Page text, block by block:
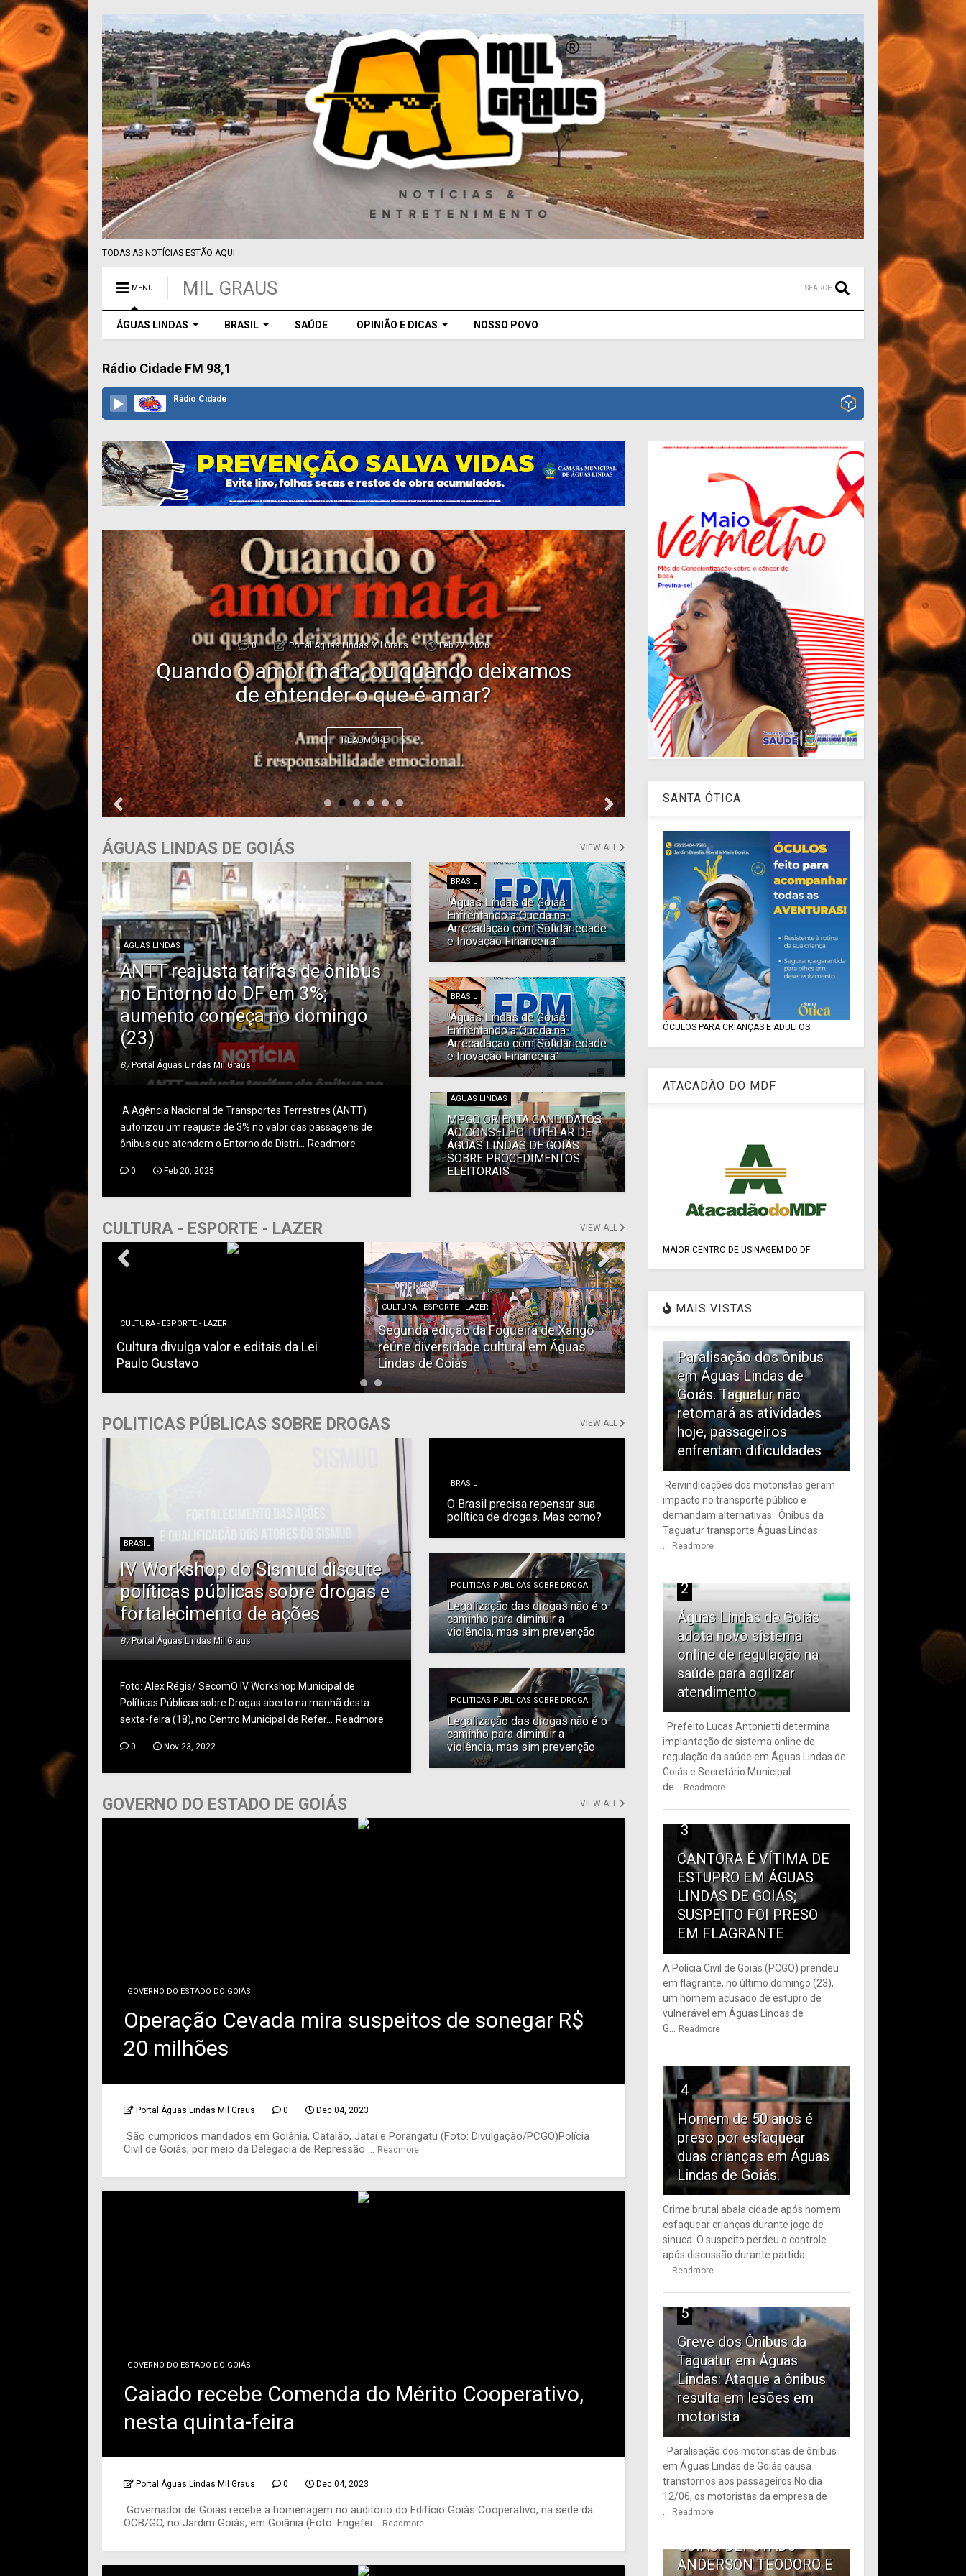
TODAS AS NOTÍCIAS ESTÃO AQUI
MENU MIL GRAUS SEARCH
ÁGUAS LINDAS BRASIL SAÚDE OPINIÃO E DICAS NOSSO POVO
Rádio Cidade FM 98,1
Rádio Cidade
0 Portal Águas Lindas Mil Graus Feb 27, 2026
Quando o amor mata, ou quando deixamos
de entender o que é amar?
READMORE
0 Portal Águas Lindas Mil Graus
O Santo e o Profano:
Diferença?
READMORE
ÁGUAS LINDAS DE GOIÁS VIEW ALL
ÁGUAS LINDAS
ANTT reajusta tarifas de ônibus
no Entorno do DF em 3%;
aumento começa no domingo
(23)
By Portal Águas Lindas Mil Graus
A Agência Nacional de Transportes Terrestres (ANTT)
autorizou um reajuste de 3% no valor das passagens de
ônibus que atendem o Entorno do Distri...
Readmore
0 Feb 20, 2025
BRASIL
"Águas Lindas de Goiás:
Enfrentando a Queda na
Arrecadação com Solidariedade
e Inovação Financeira"
BRASIL
"Águas Lindas de Goiás:
Enfrentando a Queda na
Arrecadação com Solidariedade
e Inovação Financeira"
ÁGUAS LINDAS
MPGO ORIENTA CANDIDATOS
AO CONSELHO TUTELAR DE
ÁGUAS LINDAS DE GOIÁS
SOBRE PROCEDIMENTOS
ELEITORAIS
CULTURA - ESPORTE - LAZER VIEW ALL
recebe
da
CULTURA - ESPORTE - LAZER
Cultura divulga valor e editais da Lei
Paulo Gustavo
CULTURA - ESPORTE - LAZER
Segunda edição da Fogueira de Xangô
reúne diversidade cultural em Águas
Lindas de Goiás
comemora aprovação do plano de
cidade sob a liderança do prefeito Lucas
Antonietti
POLITICAS PÚBLICAS SOBRE DROGAS VIEW ALL
BRASIL
IV Workshop do Sismud discute
políticas públicas sobre drogas e
fortalecimento de ações
By Portal Águas Lindas Mil Graus
Foto: Alex Régis/ SecomO IV Workshop Municipal de
Políticas Públicas sobre Drogas aberto na manhã desta
sexta-feira (18), no Centro Municipal de Refer...
Readmore
0 Nov 23, 2022
BRASIL
O Brasil precisa repensar sua
política de drogas. Mas como?
POLITICAS PÚBLICAS SOBRE DROGA
Legalização das drogas não é o
caminho para diminuir a
violência, mas sim prevenção
POLITICAS PÚBLICAS SOBRE DROGA
Legalização das drogas não é o
caminho para diminuir a
violência, mas sim prevenção
GOVERNO DO ESTADO DE GOIÁS VIEW ALL
GOVERNO DO ESTADO DO GOIÁS
Operação Cevada mira suspeitos de sonegar R$
20 milhões
Portal Águas Lindas Mil Graus 0 Dec 04, 2023
São cumpridos mandados em Goiânia, Catalão, Jataí e Porangatu (Foto: Divulgação/PCGO)Polícia
Civil de Goiás, por meio da Delegacia de Repressão ... Readmore
GOVERNO DO ESTADO DO GOIÁS
Caiado recebe Comenda do Mérito Cooperativo,
nesta quinta-feira
Portal Águas Lindas Mil Graus 0 Dec 04, 2023
Governador de Goiás recebe a homenagem no auditório do Edifício Goiás Cooperativo, na sede da
OCB/GO, no Jardim Goiás, em Goiânia (Foto: Engefer... Readmore
SANTA ÓTICA
ÓCULOS PARA CRIANÇAS E ADULTOS
ATACADÃO DO MDF
MAIOR CENTRO DE USINAGEM DO DF
MAIS VISTAS
Paralisação dos ônibus
em Águas Lindas de
Goiás. Taguatur não
retomará as atividades
hoje, passageiros
enfrentam dificuldades
Reivindicações dos motoristas geram
impacto no transporte público e
demandam alternativas Ônibus da
Taguatur transporte Águas Lindas
Readmore
2
Águas Lindas de Goiás
adota novo sistema
online de regulação na
saúde para agilizar
atendimento
Prefeito Lucas Antonietti determina
implantação de sistema online de
regulação da saúde em Águas Lindas de
Goiás e Secretário Municipal
de...
Readmore
3
CANTORA É VÍTIMA DE
ESTUPRO EM ÁGUAS
LINDAS DE GOIÁS;
SUSPEITO FOI PRESO
EM FLAGRANTE
A Polícia Civil de Goiás (PCGO) prendeu
em flagrante, no último domingo (23),
um homem acusado de estupro de
vulnerável em Águas Lindas de
G...
Readmore
4
Homem de 50 anos é
preso por esfaquear
duas crianças em Águas
Lindas de Goiás.
Crime brutal abala cidade após homem
esfaquear crianças durante jogo de
sinuca. O suspeito perdeu o controle
após discussão durante partida
Readmore
5
Greve dos Ônibus da
Taguatur em Águas
Lindas: Ataque a ônibus
resulta em lesões em
motorista
Paralisação dos motoristas de ônibus
em Águas Lindas de Goiás causa
transtornos aos passageiros No dia
12/06, os motoristas da empresa de
Readmore
6
TRANSPORTE PÚBLICO
GOIÁS: DEPUTADO
ANDERSON TEODORO E